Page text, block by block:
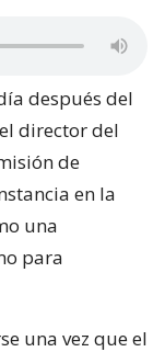
después del
director del
de
en la
una
para
una vez que el